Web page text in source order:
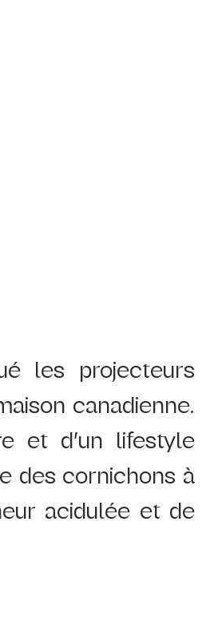
les projecteurs
canadienne.
et d’un lifestyle
des cornichons à
acidulée et de